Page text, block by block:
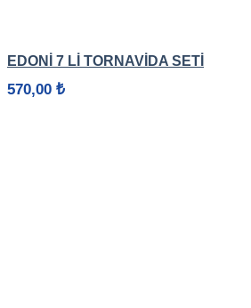
EDONİ 7 Lİ TORNAVİDA SETİ
570,00 ₺